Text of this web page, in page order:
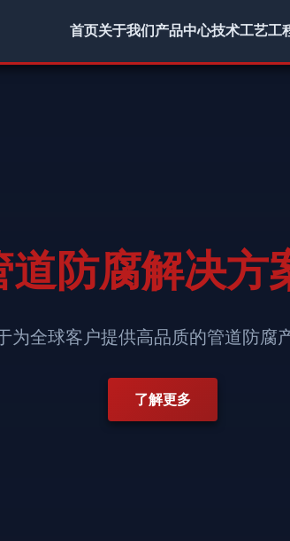
首页关于我们产品中心技术工艺工
道防腐解决方
为全球客户提供高品质的管道防腐
了解更多